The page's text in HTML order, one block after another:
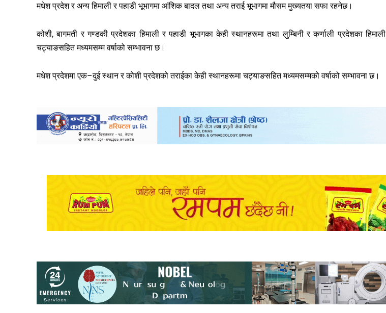
मधेश प्रदेश र अन्य हिमाली र पहाडी भूभागमा आंशिक बादल तथा अन्य तराई भूभागमा मौसम मुख्यतया सफा रहनेछ।
कोशी, बागमती र गण्डकी प्रदेशका हिमाली र पहाडी भूभागका केही स्थानहरूमा तथा लुम्बिनी र कर्णाली प्रदेशका
चट्याङसहित मध्यमसम्म वर्षाको सम्भावना छ।
मधेश प्रदेशमा एक–दुई स्थान र कोशी प्रदेशको तराईका केही स्थानहरूमा चट्याङसहित मध्यमसम्मको वर्षाको सम्भावना छ।